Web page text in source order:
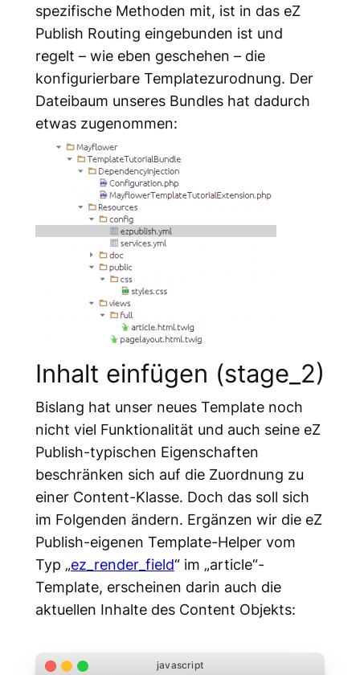
spezifische Methoden mit, ist in das eZ
Publish Routing eingebunden ist und
regelt – wie eben geschehen – die
konfigurierbare Templatezurodnung. Der
Dateibaum unseres Bundles hat dadurch
etwas zugenommen:
Inhalt einfügen (stage_2)
Bislang hat unser neues Template noch
nicht viel Funktionalität und auch seine eZ
Publish-typischen Eigenschaften
beschränken sich auf die Zuordnung zu
einer Content-Klasse. Doch das soll sich
im Folgenden ändern. Ergänzen wir die eZ
Publish-eigenen Template-Helper vom
Typ „ez_render_field“ im „article“-
Template, erscheinen darin auch die
aktuellen Inhalte des Content Objekts: